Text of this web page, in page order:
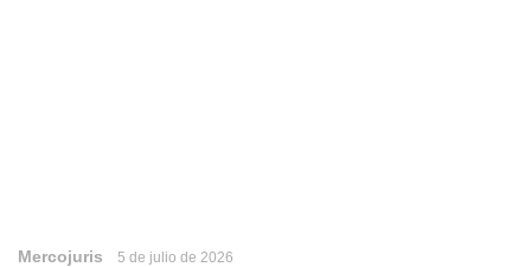
Mercojuris 5 de julio de 2026